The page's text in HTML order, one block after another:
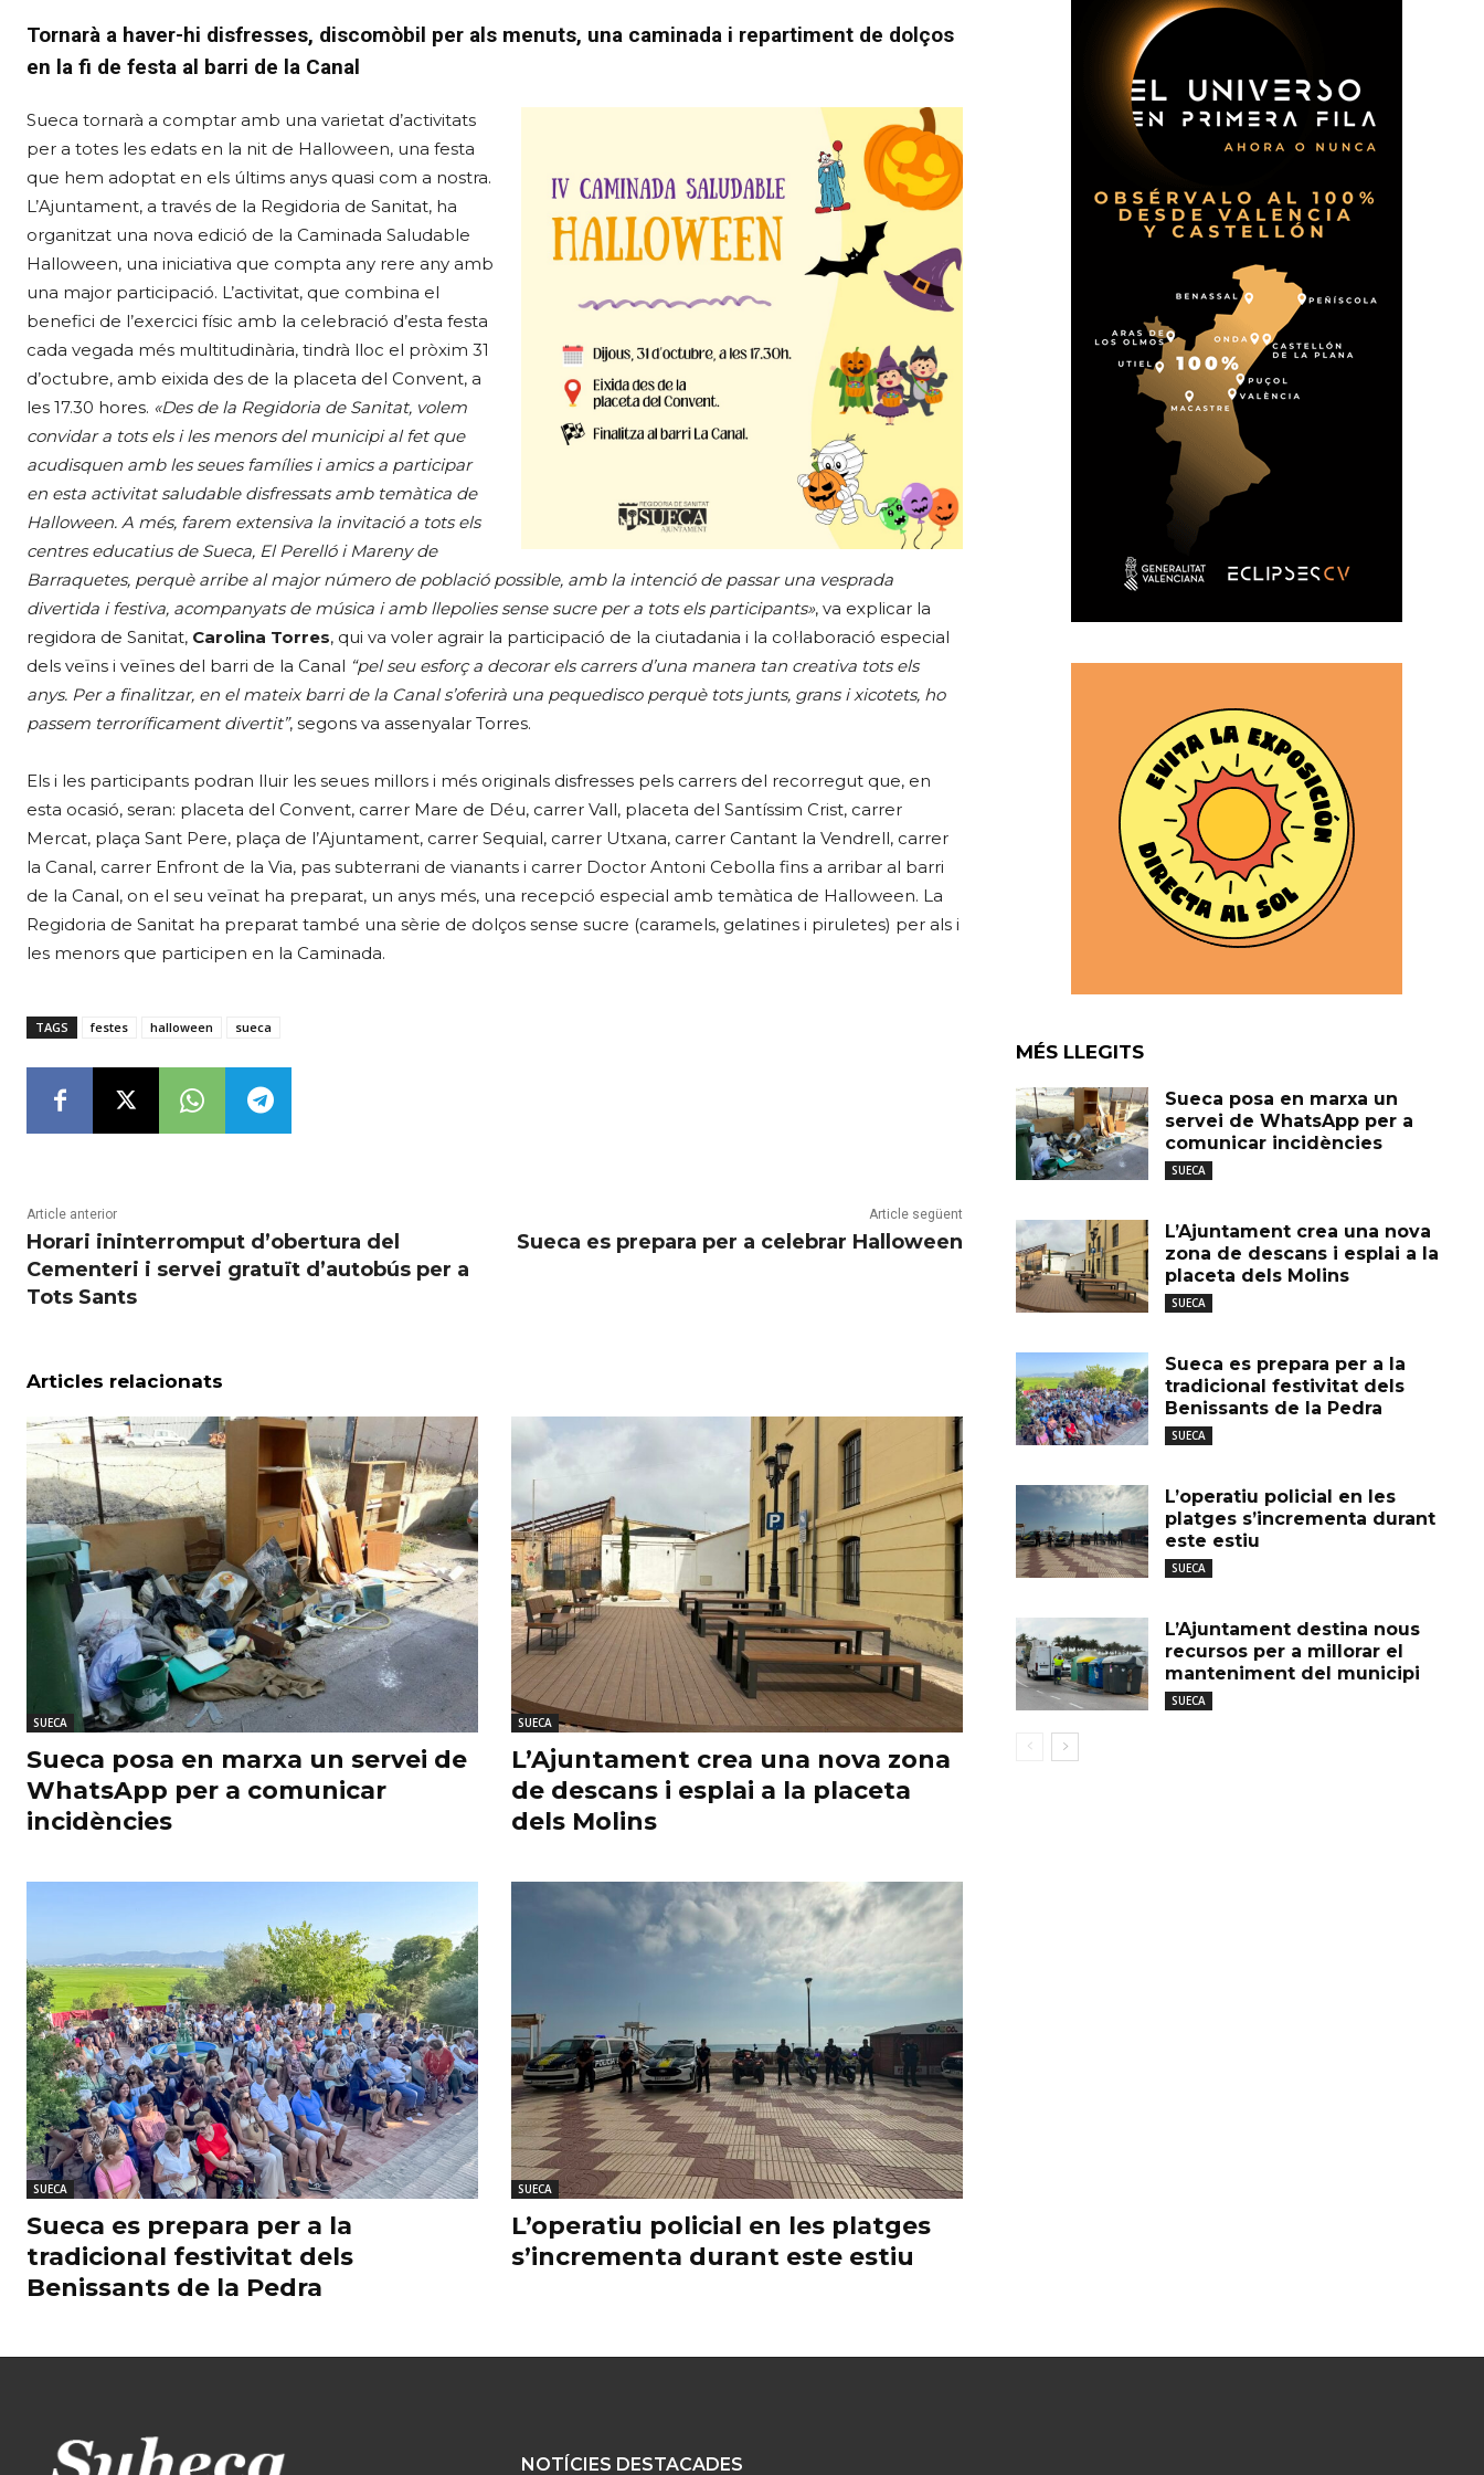
Tornarà a haver-hi disfresses, discomòbil per als menuts, una caminada i repartiment de dolços
en la fi de festa al barri de la Canal
Sueca tornarà a comptar amb una varietat d’activitats
per a totes les edats en la nit de Halloween, una festa
que hem adoptat en els últims anys quasi com a nostra.
L’Ajuntament, a través de la Regidoria de Sanitat, ha
organitzat una nova edició de la Caminada Saludable
Halloween, una iniciativa que compta any rere any amb
una major participació. L’activitat, que combina el
benefici de l’exercici físic amb la celebració d’esta festa
cada vegada més multitudinària, tindrà lloc el pròxim 31
d’octubre, amb eixida des de la placeta del Convent, a
les 17.30 hores. «Des de la Regidoria de Sanitat, volem
convidar a tots els i les menors del municipi al fet que
acudisquen amb les seues famílies i amics a participar
en esta activitat saludable disfressats amb temàtica de
Halloween. A més, farem extensiva la invitació a tots els
centres educatius de Sueca, El Perelló i Mareny de
Barraquetes, perquè arribe al major número de població possible, amb la intenció de passar una vesprada
divertida i festiva, acompanyats de música i amb llepolies sense sucre per a tots els participants», va explicar la
regidora de Sanitat, Carolina Torres, qui va voler agrair la participació de la ciutadania i la col·laboració especial
dels veïns i veïnes del barri de la Canal “pel seu esforç a decorar els carrers d’una manera tan creativa tots els
anys. Per a finalitzar, en el mateix barri de la Canal s’oferirà una pequedisco perquè tots junts, grans i xicotets, ho
passem terroríficament divertit”, segons va assenyalar Torres.
Els i les participants podran lluir les seues millors i més originals disfresses pels carrers del recorregut que, en
esta ocasió, seran: placeta del Convent, carrer Mare de Déu, carrer Vall, placeta del Santíssim Crist, carrer
Mercat, plaça Sant Pere, plaça de l’Ajuntament, carrer Sequial, carrer Utxana, carrer Cantant la Vendrell, carrer
la Canal, carrer Enfront de la Via, pas subterrani de vianants i carrer Doctor Antoni Cebolla fins a arribar al barri
de la Canal, on el seu veïnat ha preparat, un anys més, una recepció especial amb temàtica de Halloween. La
Regidoria de Sanitat ha preparat també una sèrie de dolços sense sucre (caramels, gelatines i piruletes) per als i
les menors que participen en la Caminada.
TAGS festes halloween sueca
Article anterior
Horari ininterromput d’obertura del
Cementeri i servei gratuït d’autobús per a
Tots Sants
Article següent
Sueca es prepara per a celebrar Halloween
Articles relacionats
SUECA
Sueca posa en marxa un servei de
WhatsApp per a comunicar
incidències
SUECA
L’Ajuntament crea una nova zona
de descans i esplai a la placeta
dels Molins
SUECA
Sueca es prepara per a la
tradicional festivitat dels
Benissants de la Pedra
SUECA
L’operatiu policial en les platges
s’incrementa durant este estiu
MÉS LLEGITS
Sueca posa en marxa un
servei de WhatsApp per a
comunicar incidències
SUECA
L’Ajuntament crea una nova
zona de descans i esplai a la
placeta dels Molins
SUECA
Sueca es prepara per a la
tradicional festivitat dels
Benissants de la Pedra
SUECA
L’operatiu policial en les
platges s’incrementa durant
este estiu
SUECA
L’Ajuntament destina nous
recursos per a millorar el
manteniment del municipi
SUECA
NOTÍCIES DESTACADES